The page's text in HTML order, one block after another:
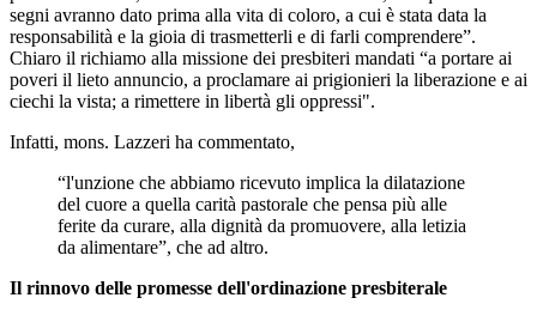
segni avranno dato prima alla vita di coloro, a cui è stata data la
responsabilità e la gioia di trasmetterli e di farli comprendere”.
Chiaro il richiamo alla missione dei presbiteri mandati “a portare ai
poveri il lieto annuncio, a proclamare ai prigionieri la liberazione e ai
ciechi la vista; a rimettere in libertà gli oppressi".
Infatti, mons. Lazzeri ha commentato,
“l'unzione che abbiamo ricevuto implica la dilatazione
del cuore a quella carità pastorale che pensa più alle
ferite da curare, alla dignità da promuovere, alla letizia
da alimentare”, che ad altro.
Il rinnovo delle promesse dell'ordinazione presbiterale